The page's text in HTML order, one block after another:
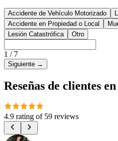
Accidente de Vehículo Motorizado
Accidente en Propiedad o Local
Lesión Catastrófica
Otro
1 / 7
Siguiente →
Reseñas de clientes
4.9 rating of 59 reviews